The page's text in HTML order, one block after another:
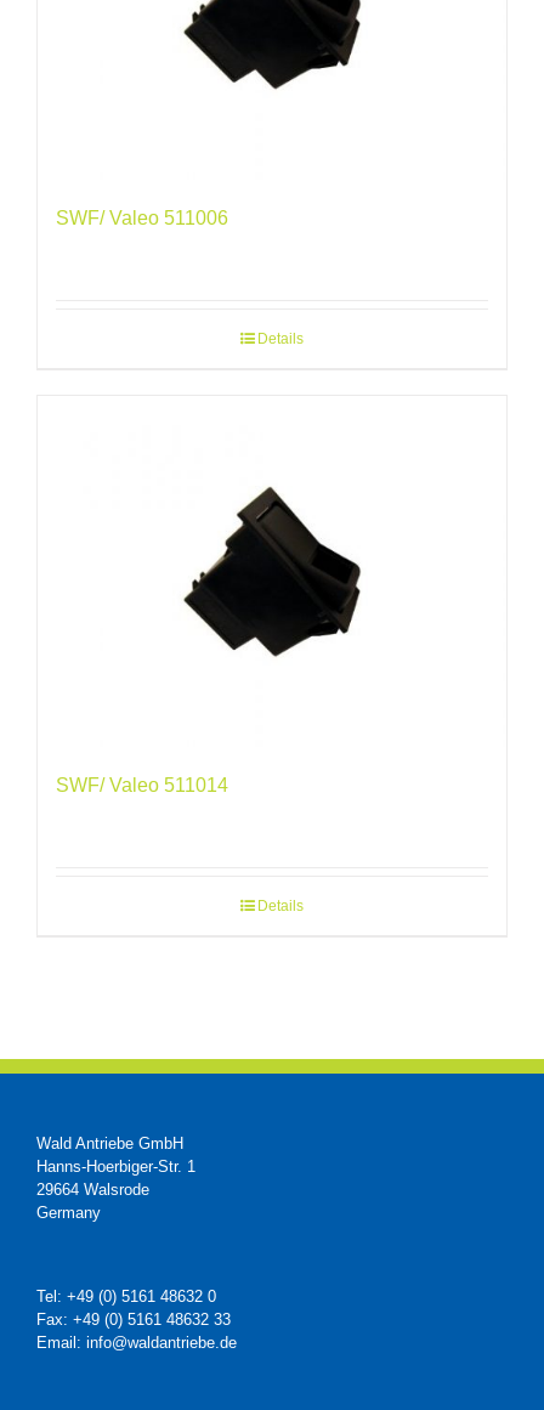
SWF/ Valeo 511006
Details
SWF/ Valeo 511014
Details
Wald Antriebe GmbH
Hanns-Hoerbiger-Str. 1
29664 Walsrode
Germany
Tel: +49 (0) 5161 48632 0
Fax: +49 (0) 5161 48632 33
Email: info@waldantriebe.de